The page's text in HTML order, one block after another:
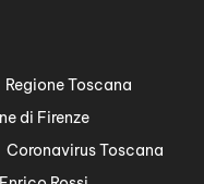
Regione Toscana
di Firenze
Coronavirus Toscana